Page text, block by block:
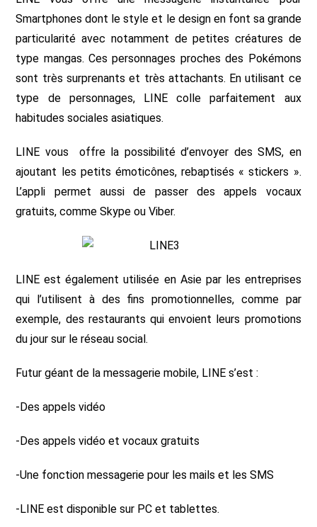
Smartphones dont le style et le design en font sa grande
particularité avec notamment de petites créatures de
type mangas. Ces personnages proches des Pokémons
sont très surprenants et très attachants. En utilisant ce
type de personnages, LINE colle parfaitement aux
habitudes sociales asiatiques.
LINE vous offre la possibilité d’envoyer des SMS, en
ajoutant les petits émoticônes, rebaptisés « stickers ».
L’appli permet aussi de passer des appels vocaux
gratuits, comme Skype ou Viber.
LINE est également utilisée en Asie par les entreprises
qui l’utilisent à des fins promotionnelles, comme par
exemple, des restaurants qui envoient leurs promotions
du jour sur le réseau social.
Futur géant de la messagerie mobile, LINE s’est :
-Des appels vidéo
-Des appels vidéo et vocaux gratuits
-Une fonction messagerie pour les mails et les SMS
-LINE est disponible sur PC et tablettes.